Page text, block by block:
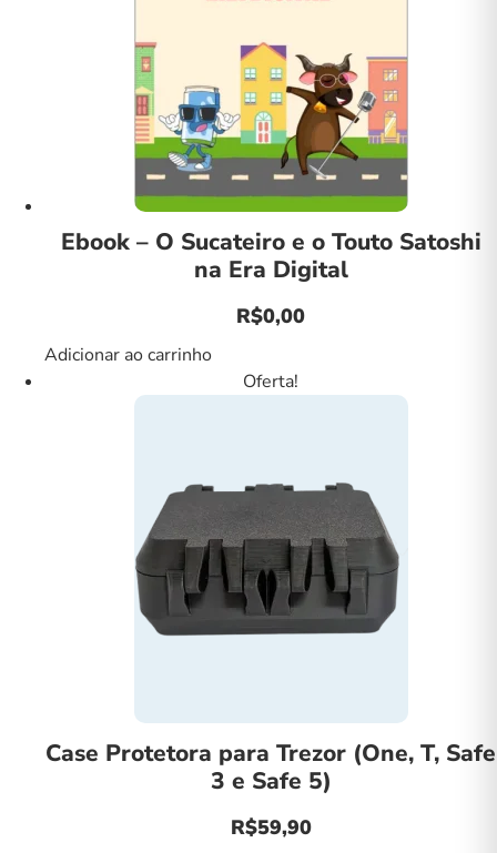
Ebook – O Sucateiro e o Touto Satoshi
na Era Digital
R$0,00
Adicionar ao carrinho
Oferta!
Case Protetora para Trezor (One, T, Safe
3 e Safe 5)
R$59,90